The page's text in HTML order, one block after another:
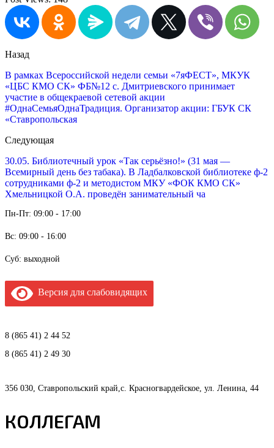
Назад
В рамках Всероссийской недели семьи «7яФЕСТ», МКУК
«ЦБС КМО СК» ФБ№12 с. Дмитриевского принимает
участие в общекраевой сетевой акции
#ОднаСемьяОднаТрадиция. Организатор акции: ГБУК СК
«Ставропольская
Следующая
30.05. Библиотечный урок «Так серьёзно!» (31 мая —
Всемирный день без табака). В Ладбалковской библиотеке ф-2
сотрудниками ф-2 и методистом МКУ «ФОК КМО СК»
Хмельницкой О.А. проведён занимательный ча
Пн-Пт: 09:00 - 17:00
Вс: 09:00 - 16:00
Суб: выходной
Версия для слабовидящих
8 (865 41) 2 44 52
8 (865 41) 2 49 30
356 030, Ставропольский край,с. Красногвардейское, ул. Ленина, 44
КОЛЛЕГАМ